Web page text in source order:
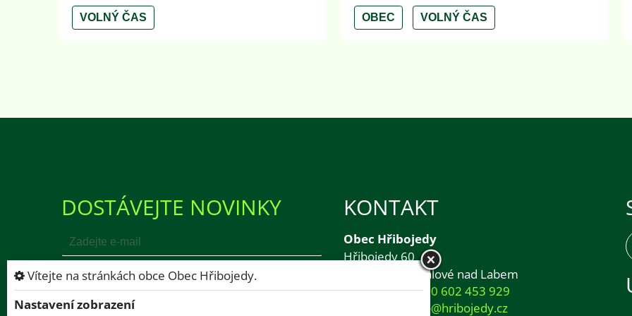
Vítejte na stránkách obce Obec Hřibojedy.
Nastavení zobrazení
VOLNÝ ČAS
vzduchu. Těšit se můžeme na ukázky modelů
letadel, malování na obličej, zábavu, dobré
zachyceni, informujte prosím organizátory
OBEC VOLNÝ ČAS
DOSTÁVEJTE NOVINKY KONTAKT
Obec Hřibojedy
Hřibojedy 60
544 01 Dvůr Králové nad Labem
Telefon:
+420 602 453 929
info@hribojedy.cz